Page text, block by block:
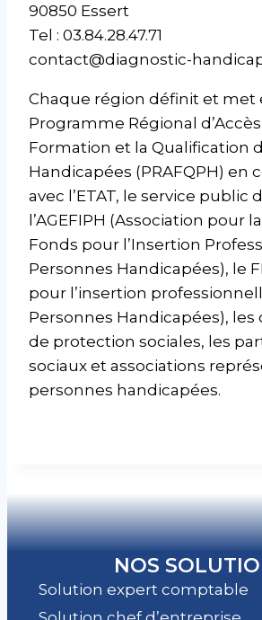
90850 Essert
Tel : 03.84.28.47.71
contact@diagnostic-
Chaque région définit et
Programme Régional d’Accès
Formation et la Qualification
Handicapées (PRAFQPH) en
avec l’ETAT, le service public
l’AGEFIPH (Association pour
Fonds pour l’Insertion
Personnes Handicapées), le
pour l’insertion
Personnes Handicapées), les
de protection sociales, les
sociaux et associations
personnes handicapées.
NOS
Solution expert comptable